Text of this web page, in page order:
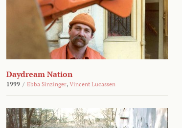
Daydream Nation
1999 / Ebba Sinzinger, Vincent Lucassen